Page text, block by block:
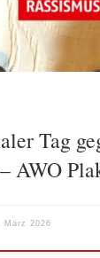
Tag
AWO
März 2026